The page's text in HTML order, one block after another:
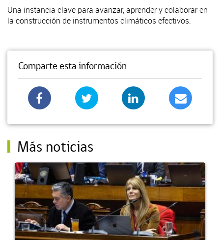
Una instancia clave para avanzar, aprender y colaborar en
la construcción de instrumentos climáticos efectivos.
Comparte esta información
Más noticias